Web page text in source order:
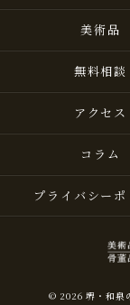
美術品
無料相談
アクセス
コラム
プライバシーポ
© 2026 堺・和泉